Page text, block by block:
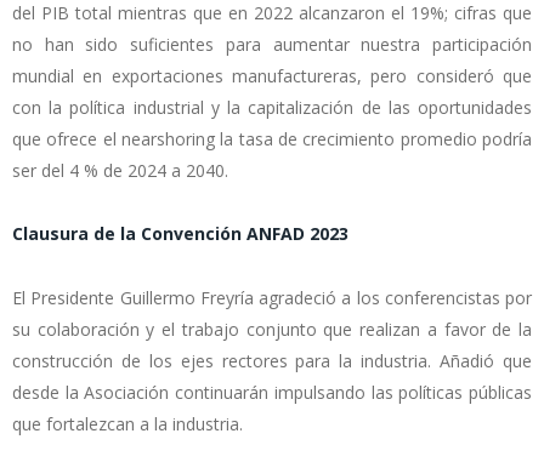
del PIB total mientras que en 2022 alcanzaron el 19%; cifras que
no han sido suficientes para aumentar nuestra participación
mundial en exportaciones manufactureras, pero consideró que
con la política industrial y la capitalización de las oportunidades
que ofrece el nearshoring la tasa de crecimiento promedio podría
ser del 4 % de 2024 a 2040.
Clausura de la Convención ANFAD 2023
El Presidente Guillermo Freyría agradeció a los conferencistas por
su colaboración y el trabajo conjunto que realizan a favor de la
construcción de los ejes rectores para la industria. Añadió que
desde la Asociación continuarán impulsando las políticas públicas
que fortalezcan a la industria.